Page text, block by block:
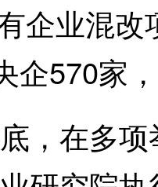
企业混
企570家
在多项